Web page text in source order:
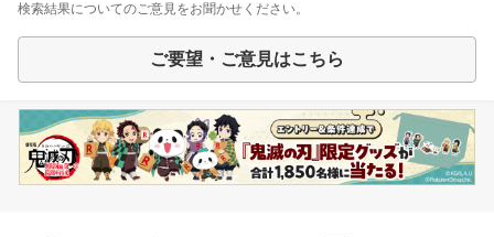
検索結果についてのご意見をお聞かせください。
ご要望・ご意見はこちら